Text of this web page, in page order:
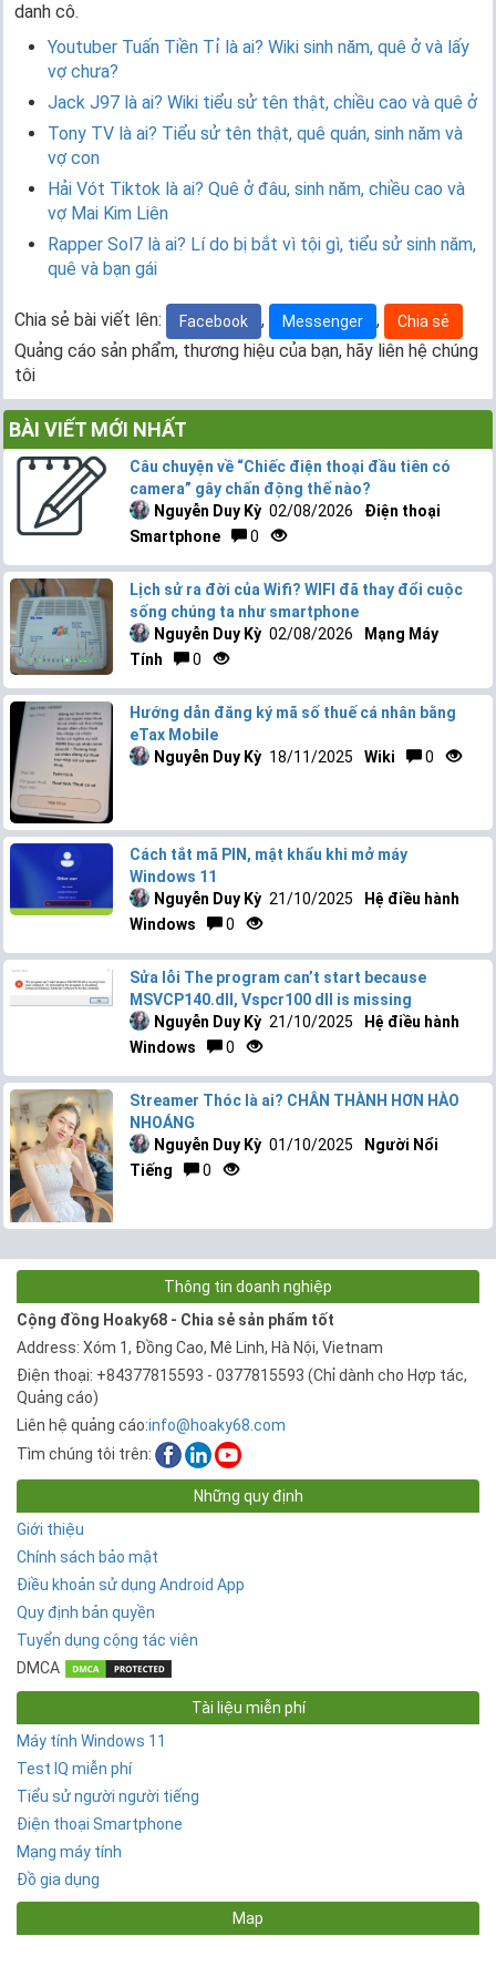
danh cô.
Youtuber Tuấn Tiền Tỉ là ai? Wiki sinh năm, quê ở và lấy
vợ chưa?
Jack J97 là ai? Wiki tiểu sử tên thật, chiều cao và quê ở
Tony TV là ai? Tiểu sử tên thật, quê quán, sinh năm và
vợ con
Hải Vót Tiktok là ai? Quê ở đâu, sinh năm, chiều cao và
vợ Mai Kim Liên
Rapper Sol7 là ai? Lí do bị bắt vì tội gì, tiểu sử sinh năm,
quê và bạn gái
Chia sẻ bài viết lên: Facebook , Messenger , Chia sẻ
Quảng cáo sản phẩm, thương hiệu của bạn, hãy liên hệ chúng
tôi
BÀI VIẾT MỚI NHẤT
Câu chuyện về “Chiếc điện thoại đầu tiên có
camera” gây chấn động thế nào?
Nguyễn Duy Kỳ 02/08/2026
Điện thoại
Smartphone
0
Lịch sử ra đời của Wifi? WIFI đã thay đổi cuộc
sống chúng ta như smartphone
Nguyễn Duy Kỳ 02/08/2026
Mạng Máy
Tính
0
Hướng dẫn đăng ký mã số thuế cá nhân bằng
eTax Mobile
Nguyễn Duy Kỳ 18/11/2025 Wiki 0
Cách tắt mã PIN, mật khẩu khi mở máy
Windows 11
Nguyễn Duy Kỳ 21/10/2025
Hệ điều hành
Windows
0
Sửa lỗi The program can’t start because
MSVCP140.dll, Vspcr100 dll is missing
Nguyễn Duy Kỳ 21/10/2025
Hệ điều hành
Windows
0
Streamer Thóc là ai? CHÂN THÀNH HƠN HÀO
NHOÁNG
Nguyễn Duy Kỳ 01/10/2025
Người Nổi
Tiếng
0
Thông tin doanh nghiệp
Cộng đồng Hoaky68 - Chia sẻ sản phẩm tốt
Address: Xóm 1, Đồng Cao, Mê Linh, Hà Nội, Vietnam
Điện thoại: +84377815593 - 0377815593 (Chỉ dành cho Hợp tác,
Quảng cáo)
Liên hệ quảng cáo:info@hoaky68.com
Tìm chúng tôi trên:
Những quy định
Giới thiệu
Chính sách bảo mật
Điều khoản sử dụng Android App
Quy định bản quyền
Tuyển dụng cộng tác viên
DMCA
Tài liệu miễn phí
Máy tính Windows 11
Test IQ miễn phí
Tiểu sử người người tiếng
Điện thoại Smartphone
Mạng máy tính
Đồ gia dụng
Map